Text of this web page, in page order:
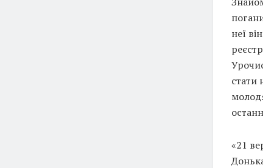
неї
стати
«21